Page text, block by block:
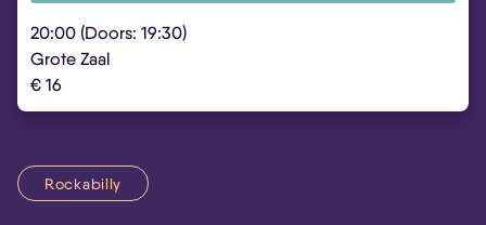
20:00 (Doors: 19:30)
Grote Zaal
€ 16
Rockabilly